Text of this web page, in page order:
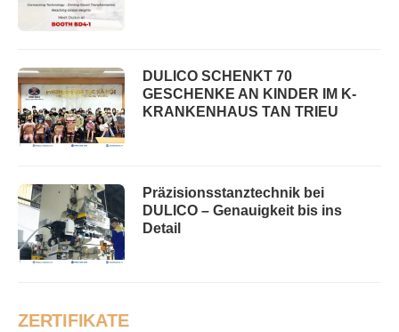
DULICO SCHENKT 70
GESCHENKE AN KINDER IM K-
KRANKENHAUS TAN TRIEU
Präzisionsstanztechnik bei
DULICO – Genauigkeit bis ins
Detail
ZERTIFIKATE